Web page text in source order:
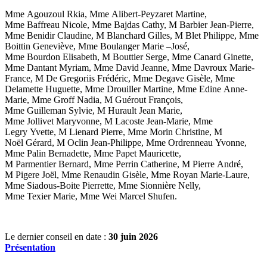
Mme Agouzoul Rkia, Mme Alibert-Peyzaret Martine,
Mme Baffreau Nicole, Mme Bajdas Cathy, M Barbier Jean-Pierre,
Mme Benidir Claudine, M Blanchard Gilles, M Blet Philippe, Mme
Boittin Geneviève, Mme Boulanger Marie –José,
Mme Bourdon Elisabeth, M Bouttier Serge, Mme Canard Ginette,
Mme Dantant Myriam, Mme David Jeanne, Mme Davroux Marie-
France, M De Gregoriis Frédéric, Mme Degave Gisèle, Mme
Delamette Huguette, Mme Drouiller Martine, Mme Edine Anne-
Marie, Mme Groff Nadia, M Guérout François,
Mme Guilleman Sylvie, M Hurault Jean Marie,
Mme Jollivet Maryvonne, M Lacoste Jean-Marie, Mme
Legry Yvette, M Lienard Pierre, Mme Morin Christine, M
Noël Gérard, M Oclin Jean-Philippe, Mme Ordrenneau Yvonne,
Mme Palin Bernadette, Mme Papet Mauricette,
M Parmentier Bernard, Mme Perrin Catherine, M Pierre André,
M Pigere Joël, Mme Renaudin Gisèle, Mme Royan Marie-Laure,
Mme Siadous-Boite Pierrette, Mme Sionnière Nelly,
Mme Texier Marie, Mme Wei Marcel Shufen.
Le dernier conseil en date : 30 juin 2026
Présentation